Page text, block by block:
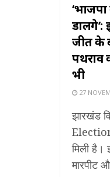
जीत के
पथराव
भी
27
झारखंड
मिली है।
मारपीट